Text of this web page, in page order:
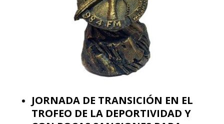
JORNADA DE TRANSICIÓN EN EL
TROFEO DE LA DEPORTIVIDAD Y